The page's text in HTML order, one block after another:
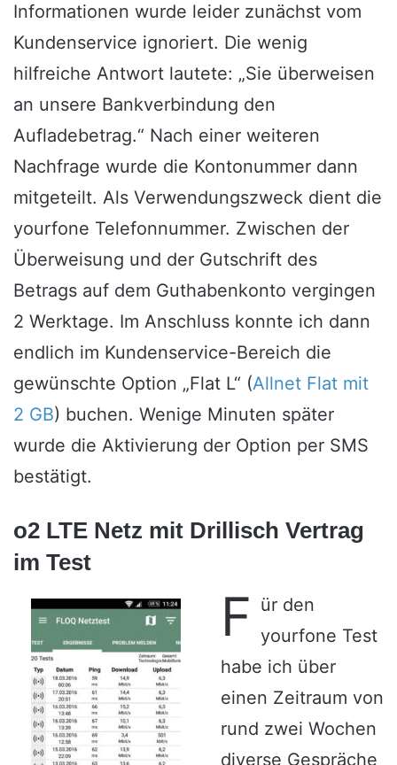
Informationen wurde leider zunächst vom
Kundenservice ignoriert. Die wenig
hilfreiche Antwort lautete: „Sie überweisen
an unsere Bankverbindung den
Aufladebetrag.“ Nach einer weiteren
Nachfrage wurde die Kontonummer dann
mitgeteilt. Als Verwendungszweck dient die
yourfone Telefonnummer. Zwischen der
Überweisung und der Gutschrift des
Betrags auf dem Guthabenkonto vergingen
2 Werktage. Im Anschluss konnte ich dann
endlich im Kundenservice-Bereich die
gewünschte Option „Flat L“ (Allnet Flat mit
2 GB) buchen. Wenige Minuten später
wurde die Aktivierung der Option per SMS
bestätigt.
o2 LTE Netz mit Drillisch Vertrag
im Test
F ür den
yourfone Test
habe ich über
einen Zeitraum von
rund zwei Wochen
diverse Gespräche